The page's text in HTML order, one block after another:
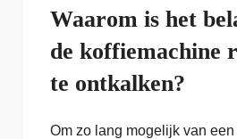
Waarom is het
de koffiemachine
te ontkalken?
Om zo lang mogelijk van